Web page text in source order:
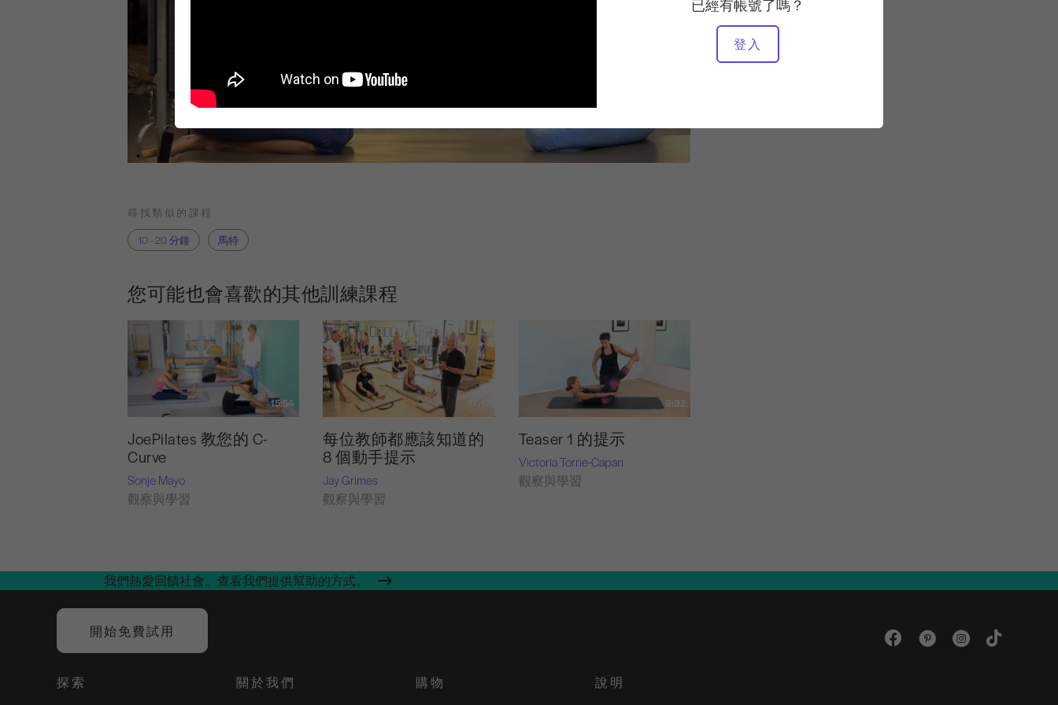
已經有帳號了嗎？
登入
所需設備
馬特
尋找類似的課程
10 - 20 分鐘
馬特
您可能也會喜歡的其他訓練課程
15:54
JoePilates 教您的 C-
Curve
Sonje Mayo
觀察與學習
17:17
每位教師都應該知道的
8 個動手提示
Jay Grimes
觀察與學習
9:32
Teaser 1 的提示
Victoria Torrie-Capan
觀察與學習
我們熱愛回饋社會。查看我們提供幫助的方式。
開始免費試用
探索 關於我們 購物 說明